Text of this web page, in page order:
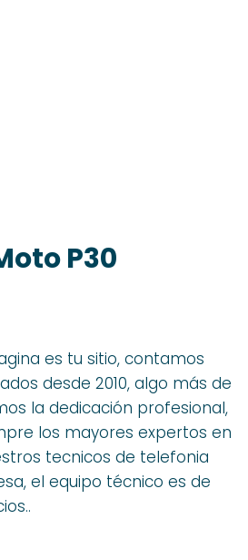
P30
es tu sitio, contamos
desde 2010, algo más de
la dedicación profesional,
los mayores expertos en
tecnicos de telefonia
el equipo técnico es de